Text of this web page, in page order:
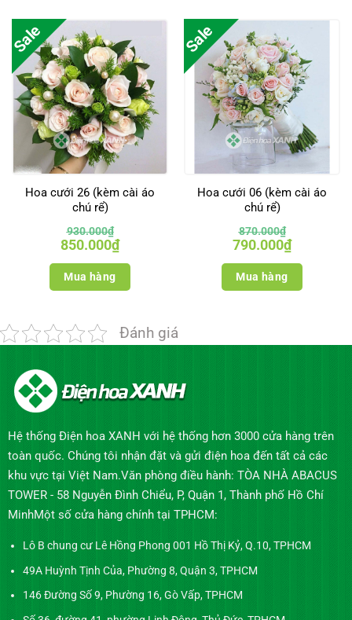
Sale
Hoa cưới 26 (kèm cài áo
chú rể)
930.000₫
Giá
gốc
là:
930.000₫.
850.000₫Giá
hiện
tại
Mua hàng
Sale
Hoa cưới 06 (kèm cài áo
chú rể)
870.000₫
Giá
gốc
là:
870.000₫.
790.000₫Giá
hiện
tại
Mua hàng
Đánh giá
Hệ thống Điện hoa XANH với hệ thống hơn 3000 cửa hàng trên
toàn quốc. Chúng tôi nhận đặt và gửi điện hoa đến tất cả các
khu vực tại Việt Nam.Văn phòng điều hành: TÒA NHÀ ABACUS
TOWER - 58 Nguyễn Đình Chiểu, P, Quận 1, Thành phố Hồ Chí
MinhMột số cửa hàng chính tại TPHCM:
Lô B chung cư Lê Hồng Phong 001 Hồ Thị Kỷ, Q.10, TPHCM
49A Huỳnh Tịnh Của, Phường 8, Quận 3, TPHCM
146 Đường Số 9, Phường 16, Gò Vấp, TPHCM